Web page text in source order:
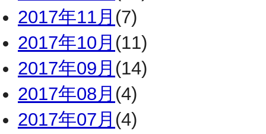
2017年11月 (7)
2017年10月 (11)
2017年09月 (14)
2017年08月 (4)
2017年07月 (4)